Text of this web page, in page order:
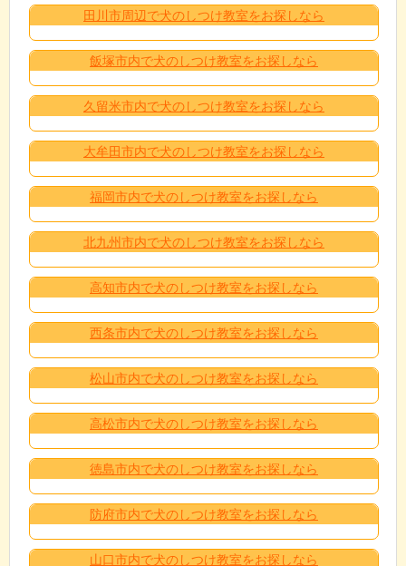
田川市周辺で犬のしつけ教室をお探しなら
飯塚市内で犬のしつけ教室をお探しなら
久留米市内で犬のしつけ教室をお探しなら
大牟田市内で犬のしつけ教室をお探しなら
福岡市内で犬のしつけ教室をお探しなら
北九州市内で犬のしつけ教室をお探しなら
高知市内で犬のしつけ教室をお探しなら
西条市内で犬のしつけ教室をお探しなら
松山市内で犬のしつけ教室をお探しなら
高松市内で犬のしつけ教室をお探しなら
徳島市内で犬のしつけ教室をお探しなら
防府市内で犬のしつけ教室をお探しなら
山口市内で犬のしつけ教室をお探しなら